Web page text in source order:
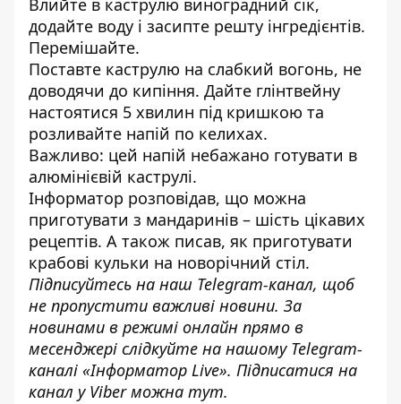
Влийте в каструлю виноградний сік,
додайте воду і засипте решту інгредієнтів.
Перемішайте.
Поставте каструлю на слабкий вогонь, не
доводячи до кипіння. Дайте глінтвейну
настоятися 5 хвилин під кришкою та
розливайте напій по келихах.
Важливо: цей напій небажано готувати в
алюмінієвій каструлі.
Інформатор розповідав, що можна
приготувати з мандаринів – шість цікавих
рецептів. А також писав, як приготувати
крабові кульки на новорічний стіл.
Підписуйтесь на наш Telegram-канал, щоб
не пропустити важливі новини. За
новинами в режимі онлайн прямо в
месенджері слідкуйте на нашому Telegram-
каналі «Інформатор Live». Підписатися на
канал у Viber можна тут.